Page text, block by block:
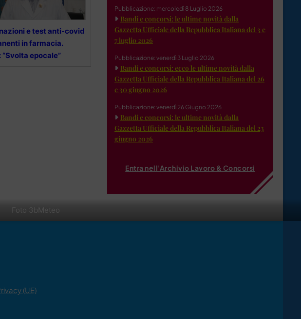
Foto 3bMeteo
e test anti-covid
in farmacia.
“Svolta epocale”
Pubblicazione: mercoledì 8 Luglio 2026
Bandi e concorsi: le ultime novità dalla
Gazzetta Ufficiale della Repubblica Italiana del 3 e
7 luglio 2026
Pubblicazione: venerdì 3 Luglio 2026
Bandi e concorsi: ecco le ultime novità dalla
Gazzetta Ufficiale della Repubblica Italiana del 26
e 30 giugno 2026
Pubblicazione: venerdì 26 Giugno 2026
Bandi e concorsi: le ultime novità dalla
Gazzetta Ufficiale della Repubblica Italiana del 23
giugno 2026
Entra nell'Archivio Lavoro & Concorsi
(UE)